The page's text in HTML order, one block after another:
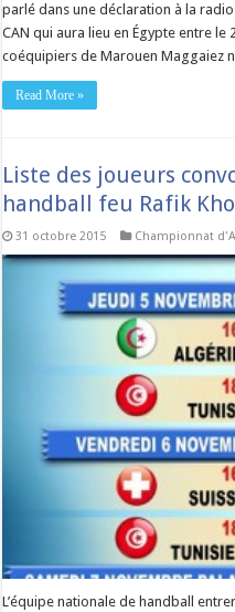
parlé dans une déclaration à la
CAN qui aura lieu en Égypte entre le
coéquipiers de Marouen Maggaiez
Read More »
Liste des joueurs
handball feu Rafik
31 octobre 2015 Championnat
L’équipe nationale de handball